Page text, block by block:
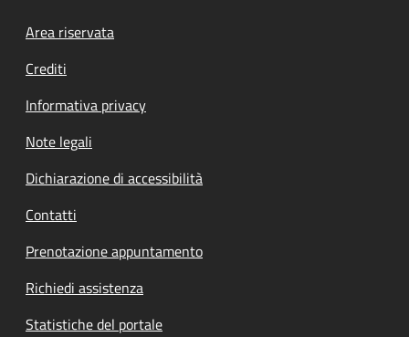
Footer menu
Area riservata
Crediti
Informativa privacy
Note legali
Dichiarazione di accessibilità
Contatti
Prenotazione appuntamento
Richiedi assistenza
Statistiche del portale